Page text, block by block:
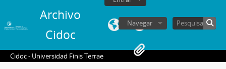
Archivo
Cidoc
Navegar
Cidoc - Universidad Finis Terrae